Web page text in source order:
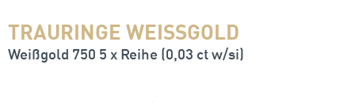
TRAURINGE WEISSGOLD
Weißgold 750 5 x Reihe (0,03 ct w/si)